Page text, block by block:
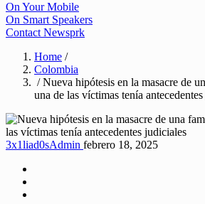
On Your Mobile
On Smart Speakers
Contact Newsprk
Home /
Colombia
/ Nueva hipótesis en la masacre de
una de las víctimas tenía
3x1liad0sAdmin febrero 18, 2025